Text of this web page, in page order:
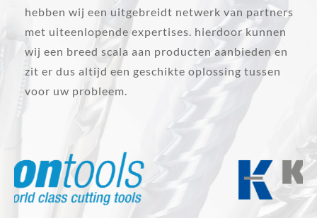
hebben wij een uitgebreidt netwerk van partners
met uiteenlopende expertises. hierdoor kunnen
wij een breed scala aan producten aanbieden en
zit er dus altijd een geschikte oplossing tussen
voor uw probleem.